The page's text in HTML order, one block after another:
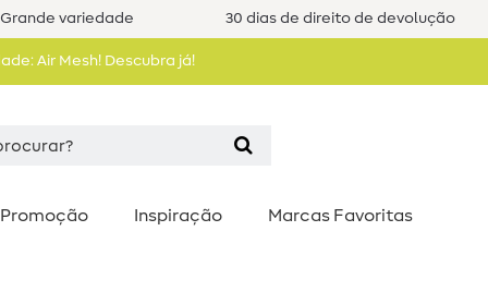
Grande variedade 30 dias de direito de devolução
Air Mesh! Descubra já!
Promoção Inspiração Marcas Favoritas